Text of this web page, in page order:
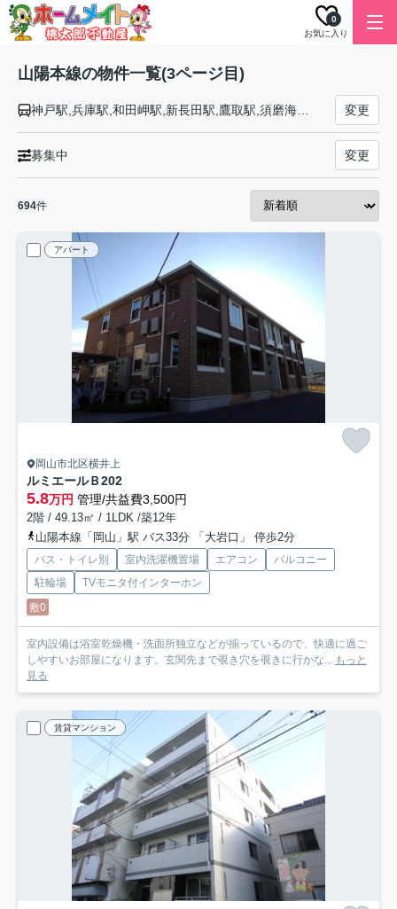
お気に入り
0
山陽本線の物件一覧(3ページ目)
変更
募集中 変更
694件
アパート
岡山市北区横井上
ルミエールＢ202
5.8万円 管理/共益費3,500円
2階 / 49.13㎡ / 1LDK /築12年
山陽本線「岡山」駅 バス33分 「大岩口」 停歩2分
バス・トイレ別 室内洗濯機置場 エアコン
バルコニー
駐輪場
TVモニタ付インターホン
敷0
室内設備は浴室乾燥機・洗面所独立などが揃っているので、快適に過ご
しやすいお部屋になります。玄関先まで覗き穴を覗きに行かな... もっと
見る
賃貸マンション